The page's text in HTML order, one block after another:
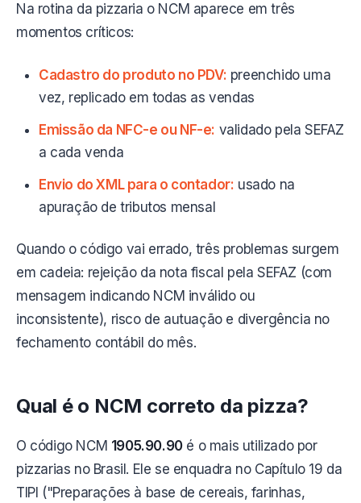
Na rotina da pizzaria o NCM aparece em três
momentos críticos:
Cadastro do produto no PDV: preenchido uma
vez, replicado em todas as vendas
Emissão da NFC-e ou NF-e: validado pela SEFAZ
a cada venda
Envio do XML para o contador: usado na
apuração de tributos mensal
Quando o código vai errado, três problemas surgem
em cadeia: rejeição da nota fiscal pela SEFAZ (com
mensagem indicando NCM inválido ou
inconsistente), risco de autuação e divergência no
fechamento contábil do mês.
Qual é o NCM correto da pizza?
O código NCM 1905.90.90é o mais utilizado por
pizzarias no Brasil. Ele se enquadra no Capítulo 19 da
TIPI ("Preparações à base de cereais, farinhas,